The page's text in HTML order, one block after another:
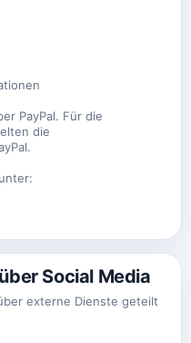
PayPal. Für die
die
Social Media
externe Dienste geteilt